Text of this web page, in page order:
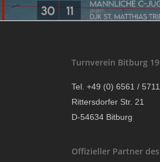
Turnverein Bitburg
Tel. +49 (0) 6561 / 5711
Rittersdorfer Str. 21
D-54634 Bitburg
Offizieller Partner